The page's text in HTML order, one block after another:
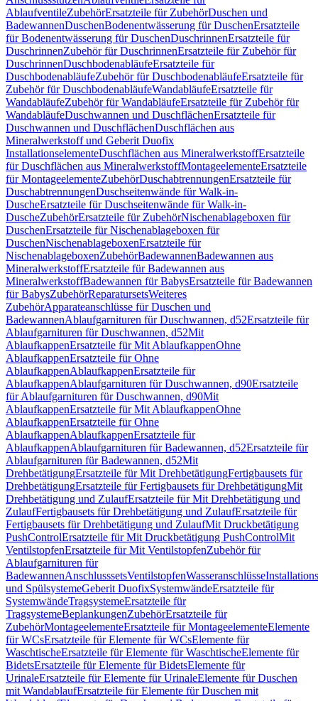
AblaufventileZubehörErsatzteile für ZubehörDuschen und
BadewannenDuschenBodenentwässerung für DuschenErsatzteile
für Bodenentwässerung für DuschenDuschrinnenErsatzteile für
DuschrinnenZubehör für DuschrinnenErsatzteile für Zubehör für
DuschrinnenDuschbodenabläufeErsatzteile für
DuschbodenabläufeZubehör für DuschbodenabläufeErsatzteile für
Zubehör für DuschbodenabläufeWandabläufeErsatzteile für
WandabläufeZubehör für WandabläufeErsatzteile für Zubehör für
WandabläufeDuschwannen und DuschflächenErsatzteile für
Duschwannen und DuschflächenDuschflächen aus
Mineralwerkstoff und Geberit Duofix
InstallationselementeDuschflächen aus MineralwerkstoffErsatzteile
für Duschflächen aus MineralwerkstoffMontageelementeErsatzteile
für MontageelementeZubehörDuschabtrennungenErsatzteile für
DuschabtrennungenDuschseitenwände für Walk-in-
DuscheErsatzteile für Duschseitenwände für Walk-in-
DuscheZubehörErsatzteile für ZubehörNischenablageboxen für
DuschenErsatzteile für Nischenablageboxen für
DuschenNischenablageboxenErsatzteile für
NischenablageboxenZubehörBadewannenBadewannen aus
MineralwerkstoffErsatzteile für Badewannen aus
MineralwerkstoffBadewannen für BabysErsatzteile für Badewannen
für BabysZubehörReparatursetsWeiteres
ZubehörApparateanschlüsse für Duschen und
BadewannenAblaufgarnituren für Duschwannen, d52Ersatzteile für
Ablaufgarnituren für Duschwannen, d52Mit
AblaufkappenErsatzteile für Mit AblaufkappenOhne
AblaufkappenErsatzteile für Ohne
AblaufkappenAblaufkappenErsatzteile für
AblaufkappenAblaufgarnituren für Duschwannen, d90Ersatzteile
für Ablaufgarnituren für Duschwannen, d90Mit
AblaufkappenErsatzteile für Mit AblaufkappenOhne
AblaufkappenErsatzteile für Ohne
AblaufkappenAblaufkappenErsatzteile für
AblaufkappenAblaufgarnituren für Badewannen, d52Ersatzteile für
Ablaufgarnituren für Badewannen, d52Mit
DrehbetätigungErsatzteile für Mit DrehbetätigungFertigbausets für
DrehbetätigungErsatzteile für Fertigbausets für DrehbetätigungMit
Drehbetätigung und ZulaufErsatzteile für Mit Drehbetätigung und
ZulaufFertigbausets für Drehbetätigung und ZulaufErsatzteile für
Fertigbausets für Drehbetätigung und ZulaufMit Druckbetätigung
PushControlErsatzteile für Mit Druckbetätigung PushControlMit
VentilstopfenErsatzteile für Mit VentilstopfenZubehör für
Ablaufgarnituren für
BadewannenAnschlusssetsVentilstopfenWasseranschlüsse
und SpülsystemeGeberit DuofixSystemwändeErsatzteile für
SystemwändeTragsystemeErsatzteile für
TragsystemeBeplankungenZubehörErsatzteile für
ZubehörMontageelementeErsatzteile für MontageelementeElemente
für WCsErsatzteile für Elemente für WCsElemente für
WaschtischeErsatzteile für Elemente für WaschtischeElemente für
BidetsErsatzteile für Elemente für BidetsElemente für
UrinaleErsatzteile für Elemente für UrinaleElemente für Duschen
mit WandablaufErsatzteile für Elemente für Duschen mit